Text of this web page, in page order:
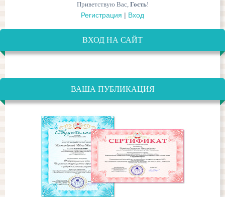
Приветствую Вас, Гость!
Регистрация | Вход
ВХОД НА САЙТ
ВАША ПУБЛИКАЦИЯ